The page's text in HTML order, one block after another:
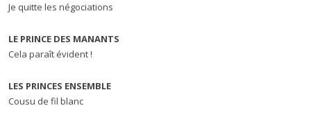
Je quitte les négociations
LE PRINCE DES MANANTS
Cela paraît évident !
LES PRINCES ENSEMBLE
Cousu de fil blanc